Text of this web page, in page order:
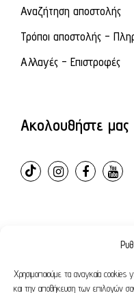
Χρησιμοποιούμε τα αναγκαία cookies
και την αποθήκευση των επιλογών
Αναζήτηση αποστολής
Τρόποι αποστολής -
Αλλαγές - Επιστροφές
Ακολουθήστε μας
© 2024 –